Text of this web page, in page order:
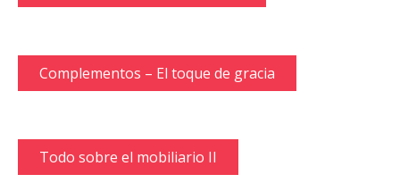
Complementos – El toque de gracia
Todo sobre el mobiliario II